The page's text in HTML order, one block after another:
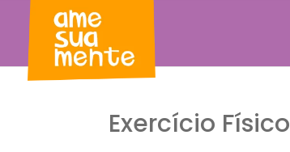
Exercício Físico